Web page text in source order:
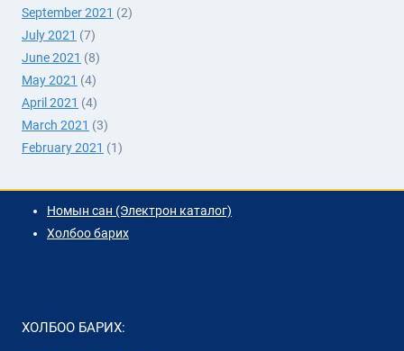
September 2021 (2)
July 2021 (7)
June 2021 (8)
May 2021 (4)
April 2021 (4)
March 2021 (3)
February 2021 (1)
Номын сан (Электрон каталог)
Холбоо барих
ХОЛБОО БАРИХ: